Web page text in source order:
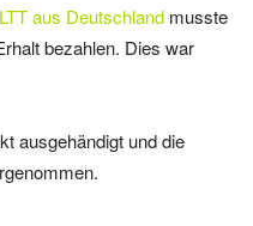
aus Deutschland musste
bezahlen. Dies war
ausgehändigt und die